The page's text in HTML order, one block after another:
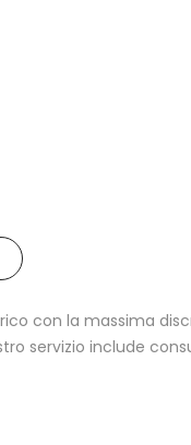
con la massima
servizio include